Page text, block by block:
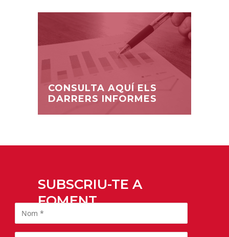
CONSULTA AQUÍ ELS
DARRERS INFORMES
SUBSCRIU-TE A
FOMENT